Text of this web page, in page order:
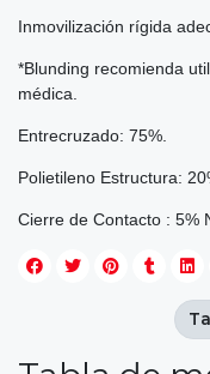
Inmovilización rígida
*Blunding recomienda
médica.
Entrecruzado: 75%.
Polietileno Estructura:
Cierre de Contacto : 5%